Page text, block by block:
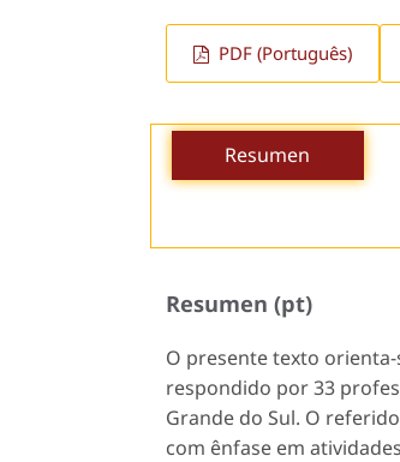
PDF (Português)
Resumen
Resumen (pt)
O presente texto
respondido por 33
Grande do Sul. O
com ênfase em